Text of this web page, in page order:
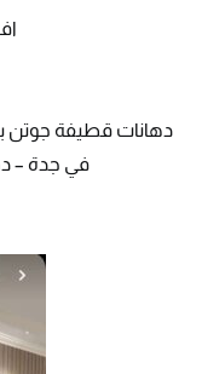
في جدة –